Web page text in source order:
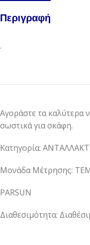
Περιγραφή
.
Αγοράστε τα καλύτερα
σωστικά για σκάφη.
Κατηγορία:
Μονάδα Μέτρησης:
PARSUN
Διαθεσιμότητα: